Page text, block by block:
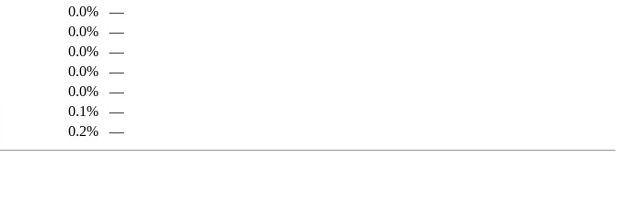
0.0%
—
0.0%
—
0.0%
—
0.0%
—
0.0%
—
0.1%
—
0.2% —